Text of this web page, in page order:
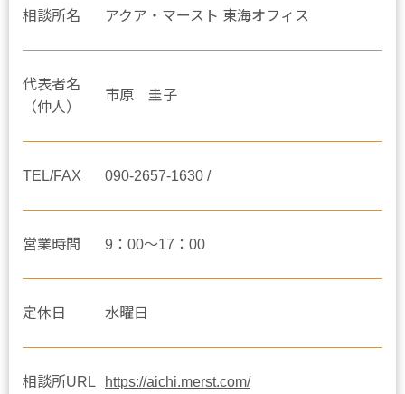
相談所名 アクア・マースト 東海オフィス
代表者名
（仲人）
市原 圭子
TEL/FAX 090-2657-1630 /
営業時間 9：00～17：00
定休日 水曜日
相談所URL https://aichi.merst.com/